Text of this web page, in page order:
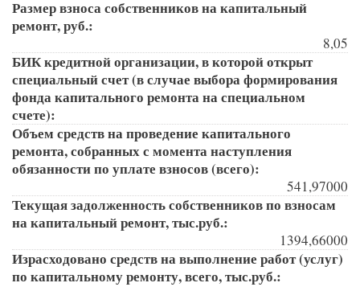
Размер взноса собственников на капитальный
ремонт, руб.:
8,05
БИК кредитной организации, в которой открыт
специальный счет (в случае выбора формирования
фонда капитального ремонта на специальном
счете):
Объем средств на проведение капитального
ремонта, собранных с момента наступления
обязанности по уплате взносов (всего):
541,97000
Текущая задолженность собственников по взносам
на капитальный ремонт, тыс.руб.:
1394,66000
Израсходовано средств на выполнение работ (услуг)
по капитальному ремонту, всего, тыс.руб.: